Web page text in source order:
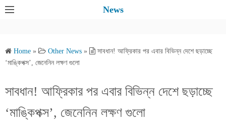
News
Home » Other News »
সাবধান! আফ্রিকার পর এবার বিভিন্ন দেশে ছড়াচ্ছে
‘মাঙ্কিপক্স’, জেনেনিন লক্ষণ গুলো
সাবধান! আফ্রিকার পর এবার বিভিন্ন দেশে ছড়াচ্ছে
‘মাঙ্কিপক্স’, জেনেনিন লক্ষণ গুলো